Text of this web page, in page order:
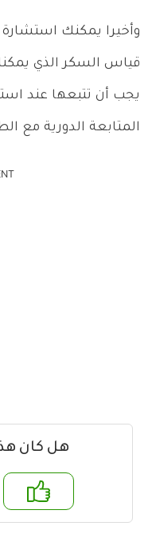
وأخيرا يمكنك
قياس السكر الذي
يجب أن تتبعها عند
المتابعة الدورية مع
هل كان
لا